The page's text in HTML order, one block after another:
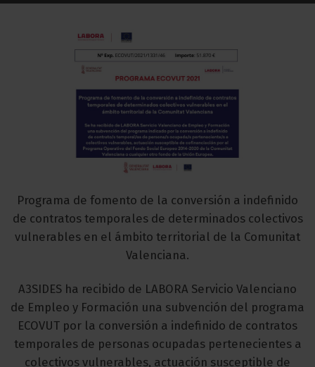
Programa de fomento de la conversión a indefinido
de contratos temporales de determinados colectivos
vulnerables en el ámbito territorial de la Comunitat
Valenciana.
A3SIDES ha recibido de LABORA Servicio Valenciano
de Empleo y Formación una subvención del programa
ECOVUT por la conversión a indefinido de contratos
temporales de personas ocupadas pertenecientes a
colectivos vulnerables, actuación susceptible de